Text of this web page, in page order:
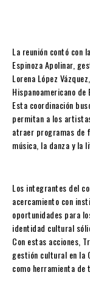
La reunión contó con
Espinoza Apolinar,
Lorena López
Hispanoamericano de
Esta coordinación
permitan a los
atraer programas de
música, la danza y la
Los integrantes del
acercamiento con
oportunidades para
identidad cultural
Con estas acciones,
gestión cultural en la
como herramienta de